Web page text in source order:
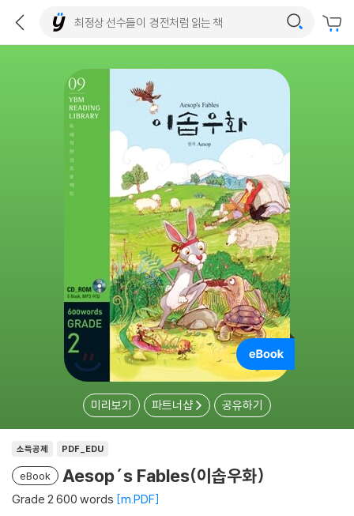
미리보기 파트너샵 공유하기
소득공제 PDF_EDU
eBook Aesop´s Fables(이솝우화)
Grade 2 600 words m.PDF